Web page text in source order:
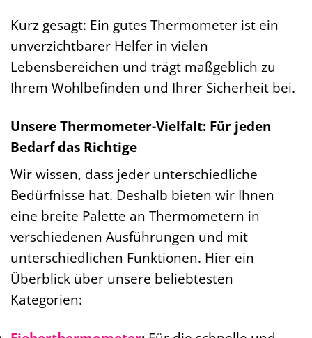
Kurz gesagt: Ein gutes Thermometer ist ein
unverzichtbarer Helfer in vielen
Lebensbereichen und trägt maßgeblich zu
Ihrem Wohlbefinden und Ihrer Sicherheit bei.
Unsere Thermometer-Vielfalt: Für jeden
Bedarf das Richtige
Wir wissen, dass jeder unterschiedliche
Bedürfnisse hat. Deshalb bieten wir Ihnen
eine breite Palette an Thermometern in
verschiedenen Ausführungen und mit
unterschiedlichen Funktionen. Hier ein
Überblick über unsere beliebtesten
Kategorien: